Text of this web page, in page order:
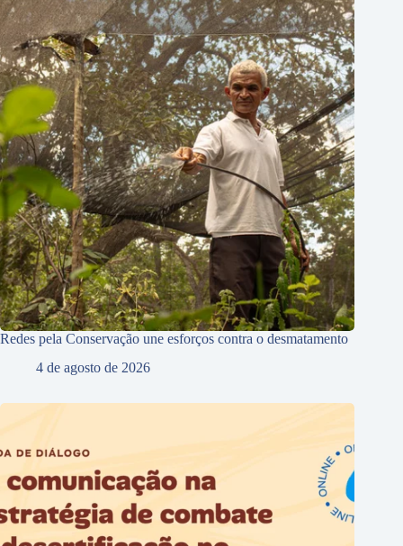
Redes pela Conservação une esforços contra o desmatamento
4 de agosto de 2026